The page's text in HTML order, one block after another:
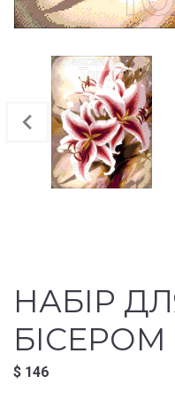
НАБІР
БІСЕРОМ
$ 146